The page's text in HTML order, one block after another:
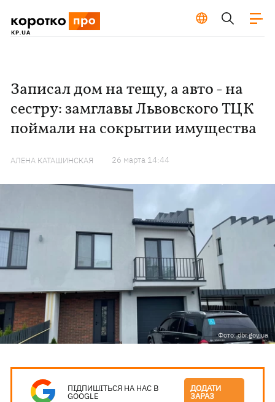
Записал дом на тещу, а авто - на
сестру: замглавы Львовского ТЦК
поймали на сокрытии имущества
АЛЕНА КАТАШИНСКАЯ 26 марта 14:44
Фото: dbr.gov.ua
ПІДПИШІТЬСЯ НА НАС В
GOOGLE
ДОДАТИ
ЗАРАЗ